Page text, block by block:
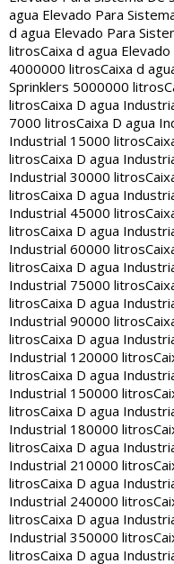
agua Elevado Para
d agua Elevado Para
litrosCaixa d agua
4000000 litrosCaixa d
Sprinklers 5000000 litros
litrosCaixa D agua
7000 litrosCaixa D agua
Industrial 15000 litros
litrosCaixa D agua
Industrial 30000 litros
litrosCaixa D agua
Industrial 45000 litros
litrosCaixa D agua
Industrial 60000 litros
litrosCaixa D agua
Industrial 75000 litros
litrosCaixa D agua
Industrial 90000 litros
litrosCaixa D agua
Industrial 120000 litros
litrosCaixa D agua
Industrial 150000 litros
litrosCaixa D agua
Industrial 180000 litros
litrosCaixa D agua
Industrial 210000 litros
litrosCaixa D agua
Industrial 240000 litros
litrosCaixa D agua
Industrial 350000 litros
litrosCaixa D agua